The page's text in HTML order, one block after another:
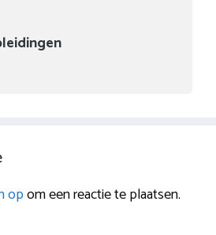
opom een reactie te plaatsen.